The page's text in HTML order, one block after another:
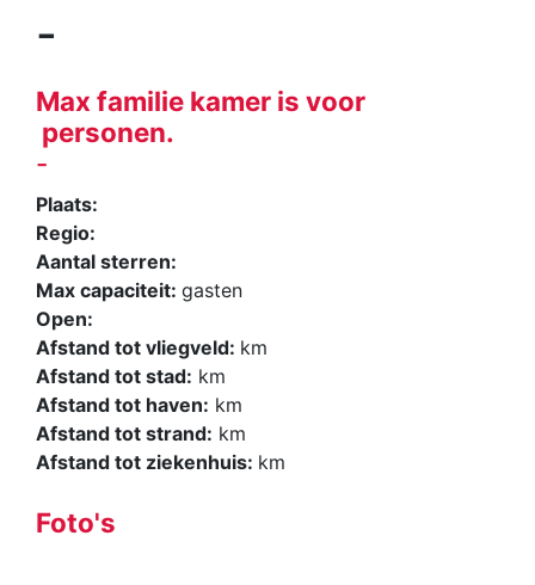
-
Max familie kamer is voor
personen.
-
Plaats:
Regio:
Aantal sterren:
Max capaciteit: gasten
Open:
Afstand tot vliegveld: km
Afstand tot stad: km
Afstand tot haven: km
Afstand tot strand: km
Afstand tot ziekenhuis: km
Foto's